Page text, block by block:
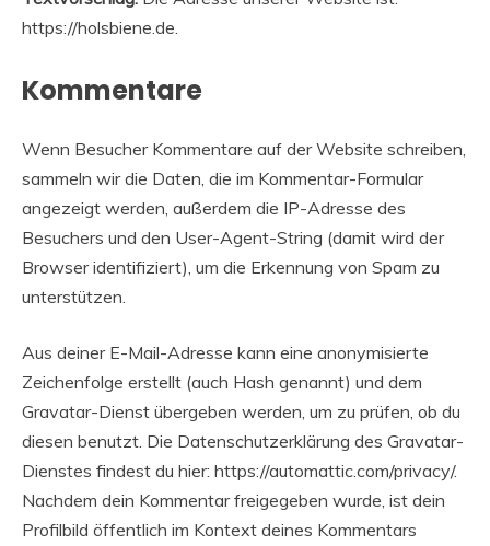
https://holsbiene.de.
Kommentare
Wenn Besucher Kommentare auf der Website schreiben,
sammeln wir die Daten, die im Kommentar-Formular
angezeigt werden, außerdem die IP-Adresse des
Besuchers und den User-Agent-String (damit wird der
Browser identifiziert), um die Erkennung von Spam zu
unterstützen.
Aus deiner E-Mail-Adresse kann eine anonymisierte
Zeichenfolge erstellt (auch Hash genannt) und dem
Gravatar-Dienst übergeben werden, um zu prüfen, ob du
diesen benutzt. Die Datenschutzerklärung des Gravatar-
Dienstes findest du hier: https://automattic.com/privacy/.
Nachdem dein Kommentar freigegeben wurde, ist dein
Profilbild öffentlich im Kontext deines Kommentars